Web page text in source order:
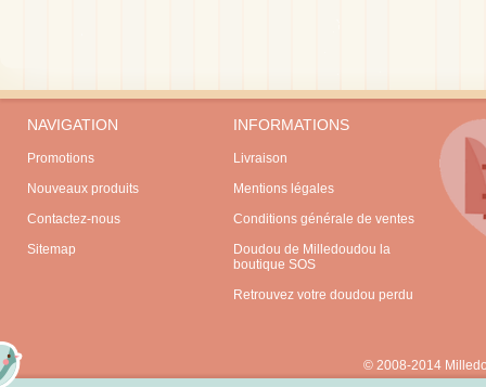
NAVIGATION
Promotions
Nouveaux produits
Contactez-nous
Sitemap
INFORMATIONS
Livraison
Mentions légales
Conditions générale de ventes
Doudou de Milledoudou la
boutique SOS
Retrouvez votre doudou perdu
© 2008-2014